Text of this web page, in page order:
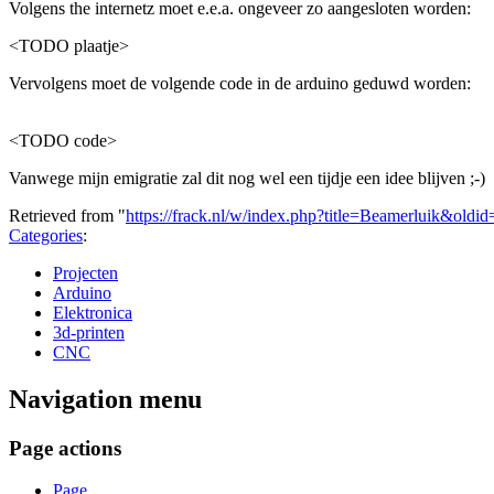
Volgens the internetz moet e.e.a. ongeveer zo aangesloten worden:
<TODO plaatje>
Vervolgens moet de volgende code in de arduino geduwd worden:
<TODO code>
Vanwege mijn emigratie zal dit nog wel een tijdje een idee blijven ;-)
Retrieved from "https://frack.nl/w/
Categories:
Projecten
Arduino
Elektronica
3d-printen
CNC
Navigation menu
Page actions